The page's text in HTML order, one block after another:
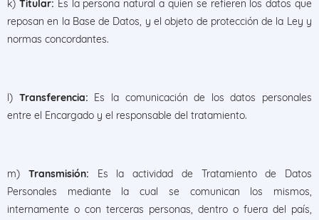
k) Titular: Es la persona natural a quien se refieren los datos que
reposan en la Base de Datos, y el objeto de protección de la Ley y
normas concordantes.
l) Transferencia: Es la comunicación de los datos personales
entre el Encargado y el responsable del tratamiento.
m) Transmisión: Es la actividad de Tratamiento de Datos
Personales mediante la cual se comunican los mismos,
internamente o con terceras personas, dentro o fuera del país,